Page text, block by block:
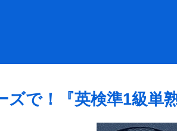
で！ 『英検準1級単